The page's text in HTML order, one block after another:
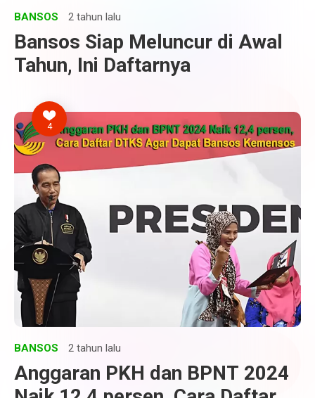
BANSOS 2 tahun lalu
Bansos Siap Meluncur di Awal
Tahun, Ini Daftarnya
4
BANSOS 2 tahun lalu
Anggaran PKH dan BPNT 2024